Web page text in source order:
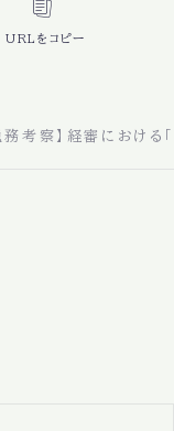
URLをコピー
務考察】経審におけ